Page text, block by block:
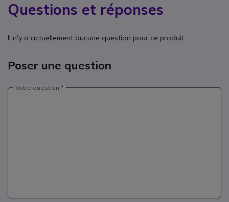
Questions et réponses
Il n'y a actuellement aucune question pour ce produit.
Poser une question
Votre question